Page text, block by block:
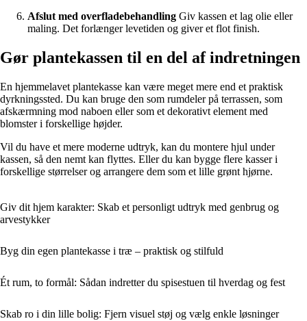
Afslut med overfladebehandling Giv kassen et lag olie eller
maling. Det forlænger levetiden og giver et flot finish.
Gør plantekassen til en del af indretningen
En hjemmelavet plantekasse kan være meget mere end et praktisk
dyrkningssted. Du kan bruge den som rumdeler på terrassen, som
afskærmning mod naboen eller som et dekorativt element med
blomster i forskellige højder.
Vil du have et mere moderne udtryk, kan du montere hjul under
kassen, så den nemt kan flyttes. Eller du kan bygge flere kasser i
forskellige størrelser og arrangere dem som et lille grønt hjørne.
Giv dit hjem karakter: Skab et personligt udtryk med genbrug og
arvestykker
Byg din egen plantekasse i træ – praktisk og stilfuld
Ét rum, to formål: Sådan indretter du spisestuen til hverdag og fest
Skab ro i din lille bolig: Fjern visuel støj og vælg enkle løsninger